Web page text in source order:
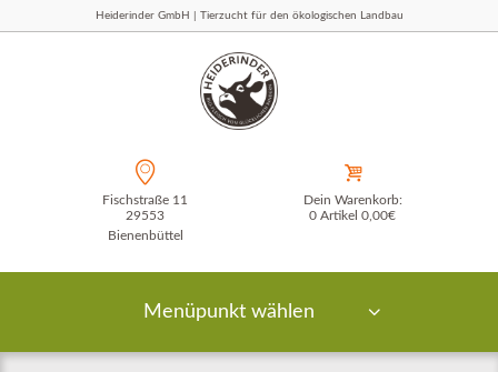
Heiderinder GmbH | Tierzucht für den ökologischen Landbau
Dein Warenkorb:
0 Artikel 0,00€
Fischstraße 11
29553
Bienenbüttel
Menüpunkt wählen